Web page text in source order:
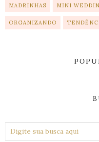
MADRINHAS MINI
ORGANIZANDO